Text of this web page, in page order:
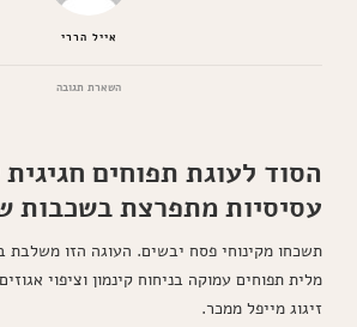
אייל הררי
השארת תגובהבנושא
לפסח
הסוד לעוגת תפוחים
עסיסיות מתפרצת בשכבות
תשכחו מקינוחי פסח יבשים. העוגה הזו משלבת
מלית תפוחים עמוקה בניחוח קינמון וציפוי
זיגוג מייפל ממכר.